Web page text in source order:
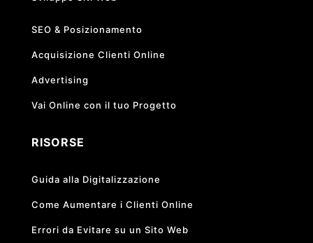
SEO & Posizionamento
Acquisizione Clienti Online
Advertising
Vai Online con il tuo Progetto
RISORSE
Guida alla Digitalizzazione
Come Aumentare i Clienti Online
Errori da Evitare su un Sito Web